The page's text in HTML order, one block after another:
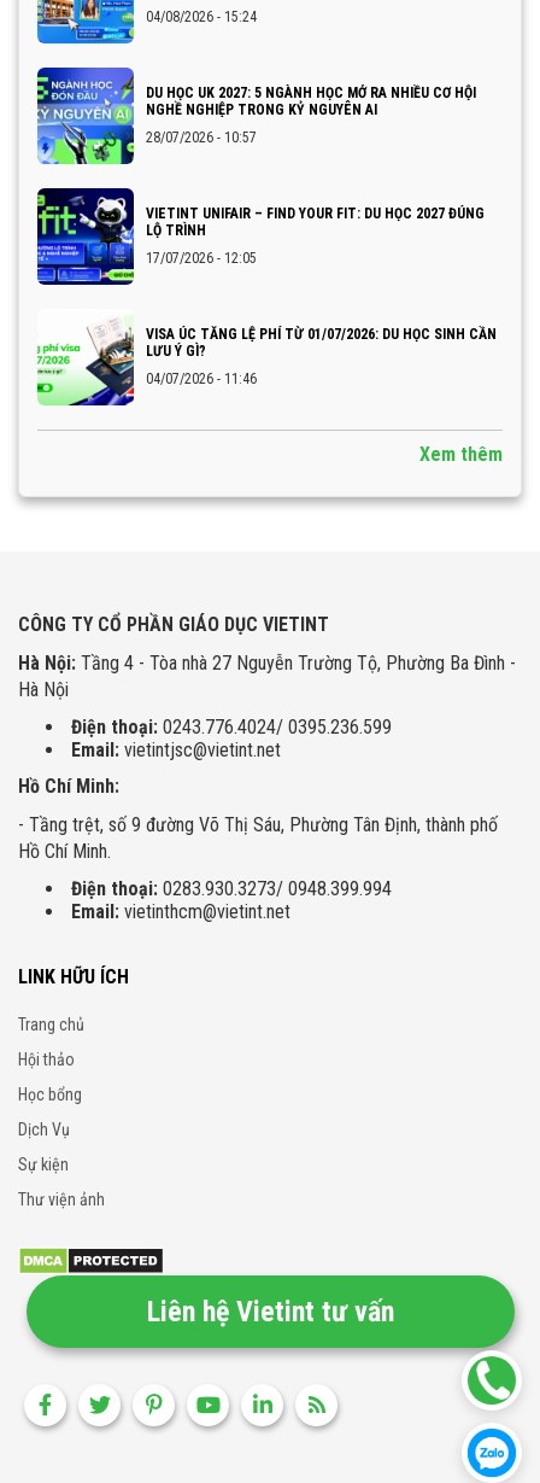
04/08/2026 - 15:24
DU HỌC UK 2027: 5 NGÀNH HỌC MỞ RA NHIỀU CƠ HỘI
NGHỀ NGHIỆP TRONG KỶ NGUYÊN AI
28/07/2026 - 10:57
VIETINT UNIFAIR – FIND YOUR FIT: DU HỌC 2027 ĐÚNG
LỘ TRÌNH
17/07/2026 - 12:05
VISA ÚC TĂNG LỆ PHÍ TỪ 01/07/2026: DU HỌC SINH CẦN
LƯU Ý GÌ?
04/07/2026 - 11:46
Xem thêm
CÔNG TY CỔ PHẦN GIÁO DỤC VIETINT
Hà Nội: Tầng 4 - Tòa nhà 27 Nguyễn Trường Tộ, Phường Ba Đình -
Hà Nội
Điện thoại: 0243.776.4024/ 0395.236.599
Email: vietintjsc@vietint.net
Hồ Chí Minh:
- Tầng trệt, số 9 đường Võ Thị Sáu, Phường Tân Định, thành phố
Hồ Chí Minh.
Điện thoại: 0283.930.3273/ 0948.399.994
Email: vietinthcm@vietint.net
LINK HỮU ÍCH
Trang chủ
Hội thảo
Học bổng
Dịch Vụ
Sự kiện
Thư viện ảnh
Liên hệ Vietint tư vấn